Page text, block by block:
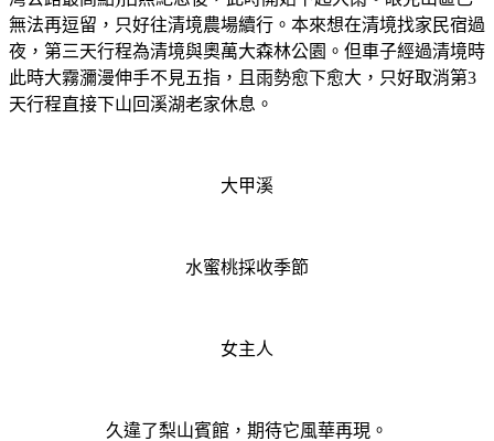
無法再逗留，只好往清境農場續行。本來想在清境找家民宿過
夜，第三天行程為清境與奧萬大森林公園。但車子經過清境時
此時大霧瀰漫伸手不見五指，且雨勢愈下愈大，只好取消第3
天行程直接下山回溪湖老家休息。
大甲溪
水蜜桃採收季節
女主人
久違了梨山賓館，期待它風華再現。